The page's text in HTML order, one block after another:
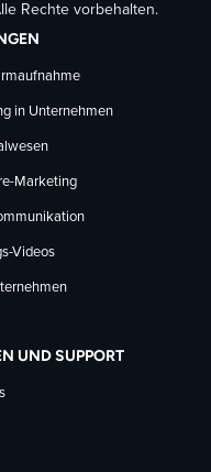
auf
YouTube
Rechte vorbehalten.
in Unternehmen
Marketing
Videos
UND SUPPORT